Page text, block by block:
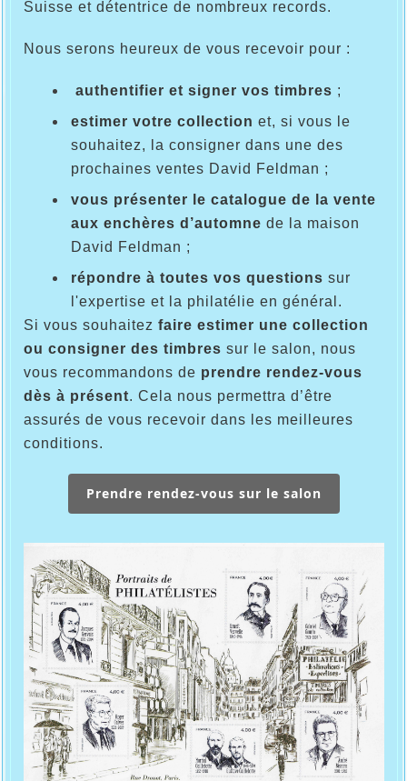
Suisse et détentrice de nombreux records.
Nous serons heureux de vous recevoir pour :
authentifier et signer vos timbres ;
estimer votre collection et, si vous le
souhaitez, la consigner dans une des
prochaines ventes David Feldman ;
vous présenter le catalogue de la vente
aux enchères d’automne de la maison
David Feldman ;
répondre à toutes vos questions sur
l'expertise et la philatélie en général.
Si vous souhaitez faire estimer une collection
ou consigner des timbres sur le salon, nous
vous recommandons de prendre rendez-vous
dès à présent. Cela nous permettra d’être
assurés de vous recevoir dans les meilleures
conditions.
Prendre rendez-vous sur le salon